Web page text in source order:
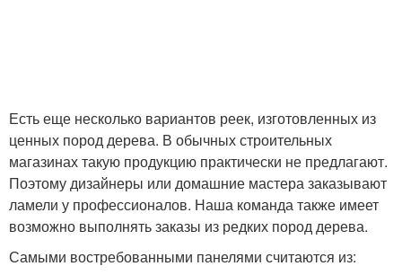
Есть еще несколько вариантов реек, изготовленных из
ценных пород дерева. В обычных строительных
магазинах такую продукцию практически не предлагают.
Поэтому дизайнеры или домашние мастера заказывают
ламели у профессионалов. Наша команда также имеет
возможно выполнять заказы из редких пород дерева.
Самыми востребованными панелями считаются из: